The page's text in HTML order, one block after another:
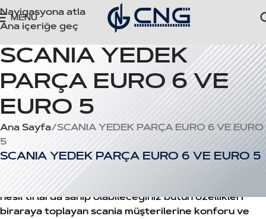
Navigasyona atla
Ana içeriğe geç
MENÜ
SCANIA YEDEK
PARÇA EURO 6 VE
EURO 5
Ana Sayfa
SCANIA YEDEK PARÇA EURO 6 VE EURO
5
SCANIA YEDEK PARÇA EURO 6 VE EURO 5
Scania marka gücünü korumaya devam ediyor. Yeni
nesil tırlarda sahip olabileceğiniz bütün özellikleri
biraraya toplayan scania müşterilerine konforu ve